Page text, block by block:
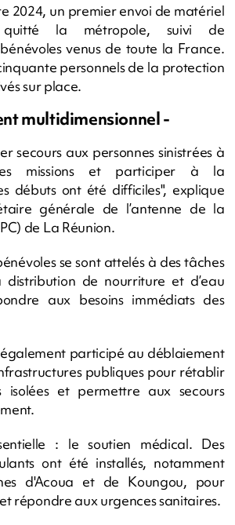
2024, un premier envoi de matériel
la métropole, suivi de
venus de toute la France.
personnels de la protection
sur place.
multidimensionnel -
secours aux personnes sinistrées à
missions et participer à la
débuts ont été difficiles", explique
générale de l’antenne de la
de La Réunion.
se sont attelés à des tâches
distribution de nourriture et d’eau
aux besoins immédiats des
participé au déblaiement
publiques pour rétablir
isolées et permettre aux secours
: le soutien médical. Des
ont été installés, notamment
d'Acoua et de Koungou, pour
répondre aux urgences sanitaires.